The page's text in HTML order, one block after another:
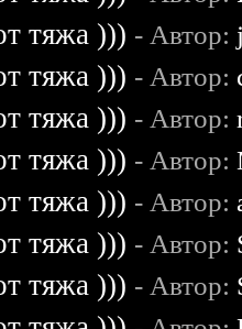
тяжа ))) - Автор:
тяжа ))) - Автор:
тяжа ))) - Автор:
тяжа ))) - Автор:
тяжа ))) - Автор:
тяжа ))) - Автор:
тяжа ))) - Автор: